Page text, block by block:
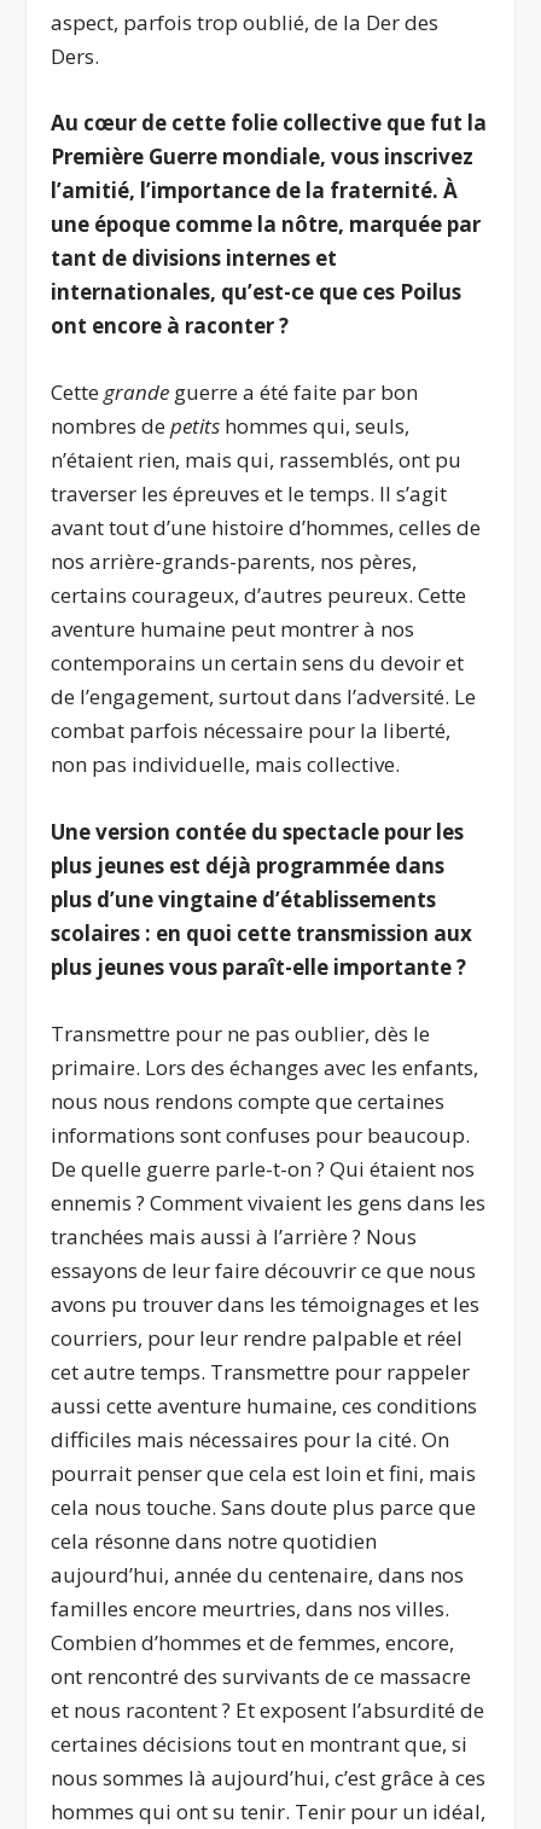
aspect, parfois trop oublié, de la Der des
Ders.
Au cœur de cette folie collective que fut la
Première Guerre mondiale, vous inscrivez
l’amitié, l’importance de la fraternité. À
une époque comme la nôtre, marquée par
tant de divisions internes et
internationales, qu’est-ce que ces Poilus
ont encore à raconter ?
Cettegrande guerre a été faite par bon
nombres depetits hommes qui, seuls,
n’étaient rien, mais qui, rassemblés, ont pu
traverser les épreuves et le temps. Il s’agit
avant tout d’une histoire d’hommes, celles de
nos arrière-grands-parents, nos pères,
certains courageux, d’autres peureux. Cette
aventure humaine peut montrer à nos
contemporains un certain sens du devoir et
de l’engagement, surtout dans l’adversité. Le
combat parfois nécessaire pour la liberté,
non pas individuelle, mais collective.
Une version contée du spectacle pour les
plus jeunes est déjà programmée dans
plus d’une vingtaine d’établissements
scolaires : en quoi cette transmission aux
plus jeunes vous paraît-elle importante ?
Transmettre pour ne pas oublier, dès le
primaire. Lors des échanges avec les enfants,
nous nous rendons compte que certaines
informations sont confuses pour beaucoup.
De quelle guerre parle-t-on ? Qui étaient nos
ennemis ? Comment vivaient les gens dans les
tranchées mais aussi à l’arrière ? Nous
essayons de leur faire découvrir ce que nous
avons pu trouver dans les témoignages et les
courriers, pour leur rendre palpable et réel
cet autre temps. Transmettre pour rappeler
aussi cette aventure humaine, ces conditions
difficiles mais nécessaires pour la cité. On
pourrait penser que cela est loin et fini, mais
cela nous touche. Sans doute plus parce que
cela résonne dans notre quotidien
aujourd’hui, année du centenaire, dans nos
familles encore meurtries, dans nos villes.
Combien d’hommes et de femmes, encore,
ont rencontré des survivants de ce massacre
et nous racontent ? Et exposent l’absurdité de
certaines décisions tout en montrant que, si
nous sommes là aujourd’hui, c’est grâce à ces
hommes qui ont su tenir. Tenir pour un idéal,